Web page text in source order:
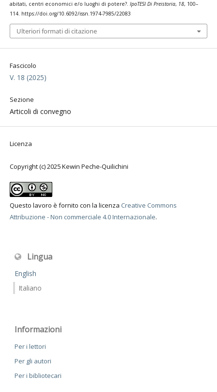
abitati, centri economici e/o luoghi di potere?. IpoTESI Di Preistoria, 18, 100–
114. https://doi.org/10.6092/issn.1974-7985/22083
Ulteriori formati di citazione
Fascicolo
V. 18 (2025)
Sezione
Articoli di convegno
Licenza
Copyright (c) 2025 Kewin Peche-Quilichini
Questo lavoro è fornito con la licenza Creative Commons
Attribuzione - Non commerciale 4.0 Internazionale.
Lingua
English
Italiano
Informazioni
Per i lettori
Per gli autori
Per i bibliotecari